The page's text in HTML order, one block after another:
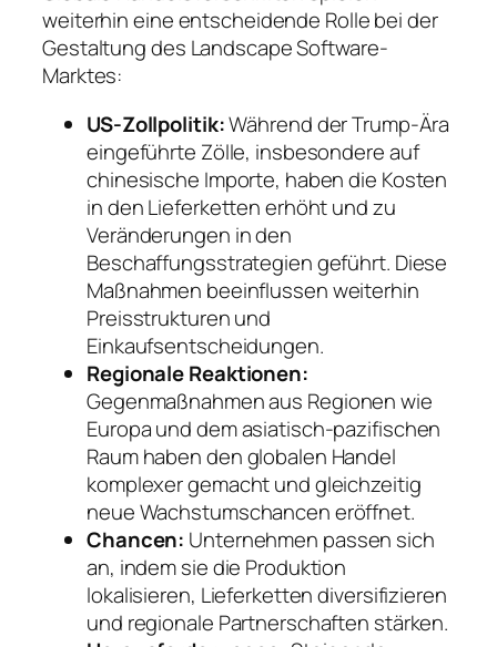
weiterhin eine entscheidende Rolle bei der
Gestaltung des Landscape Software-
Marktes:
US-Zollpolitik:Während der Trump-Ära
eingeführte Zölle, insbesondere auf
chinesische Importe, haben die Kosten
in den Lieferketten erhöht und zu
Veränderungen in den
Beschaffungsstrategien geführt. Diese
Maßnahmen beeinflussen weiterhin
Preisstrukturen und
Einkaufsentscheidungen.
Regionale Reaktionen:
Gegenmaßnahmen aus Regionen wie
Europa und dem asiatisch-pazifischen
Raum haben den globalen Handel
komplexer gemacht und gleichzeitig
neue Wachstumschancen eröffnet.
Chancen: Unternehmen passen sich
an, indem sie die Produktion
lokalisieren, Lieferketten diversifizieren
und regionale Partnerschaften stärken.